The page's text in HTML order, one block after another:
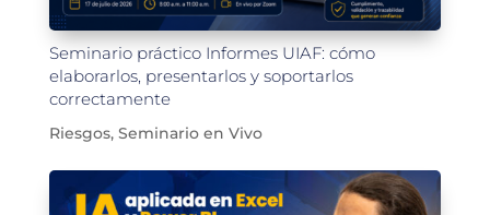
Seminario práctico Informes UIAF: cómo
elaborarlos, presentarlos y soportarlos
correctamente
Riesgos, Seminario en Vivo